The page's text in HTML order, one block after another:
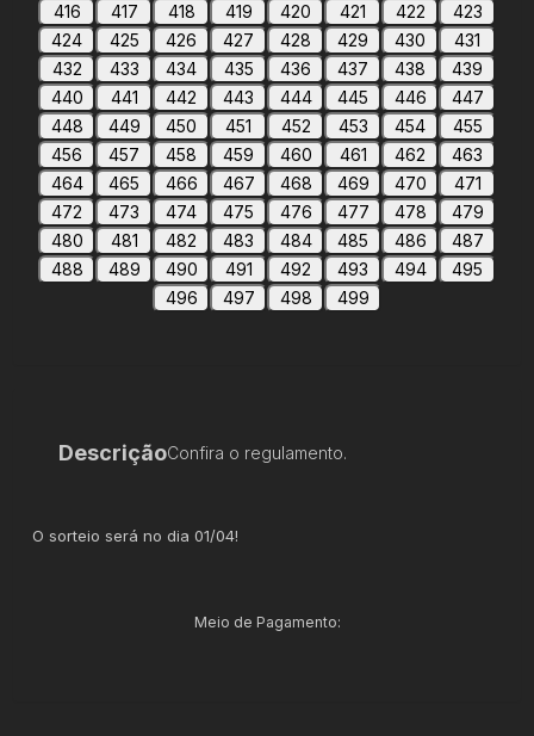
416
417 418 419 420 421 422
423
424
425 426 427 428 429 430
431
432
433 434 435 436 437 438
439
440
441 442 443 444 445 446
447
448
449 450 451 452 453 454
455
456
457 458 459 460 461 462
463
464
465 466 467 468 469 470
471
472
473 474 475 476 477 478
479
480
481 482 483 484 485 486
487
488
489 490 491 492 493 494
495
496
497 498 499
DescriçãoConfira o regulamento.
O sorteio será no dia 01/04!
Meio de Pagamento: